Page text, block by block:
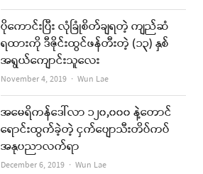
ပိုကောင်းပြီး လုံခြုံစိတ်ချရတဲ့ ကျည်ဆံ
ရထားကို ဒီဇိုင်းထွင်ဖန်တီးတဲ့ (၁၃) နှစ်
အရွယ်ကျောင်းသူလေး
November 4, 2019 Author
Wun Lae
အမေရိကန်ဒေါ်လာ ၁၂၀,၀၀၀ နဲ့တောင်
ရောင်းထွက်ခဲ့တဲ့ ငှက်ပျောသီးတိပ်ကပ်
အနုပညာလက်ရာ
December 6, 2019 Author
Wun Lae